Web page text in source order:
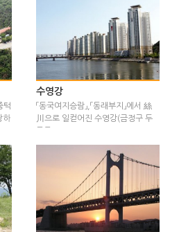
턱
하
수영강
「동국여지승람」,「동래부지」에서 絲
川으로 일컫어진 수영강(금정구 두